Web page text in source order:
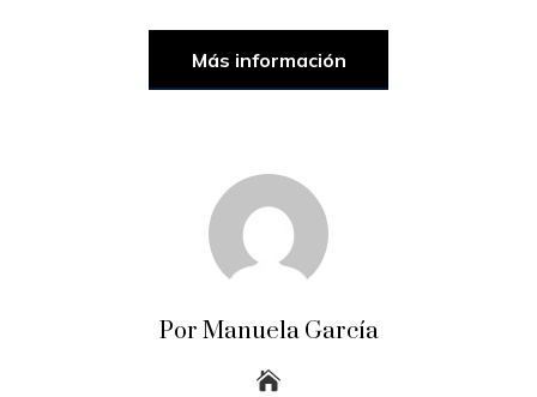
Más información
Por Manuela García